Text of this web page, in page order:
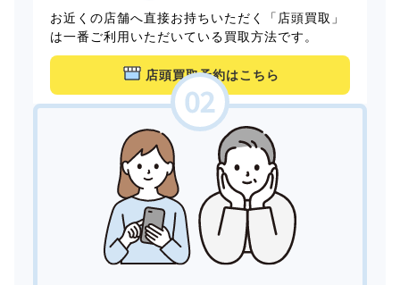
お近くの店舗へ直接お持ちいただく「店頭買取」
は一番ご利用いただいている買取方法です。
店頭買取予約はこちら